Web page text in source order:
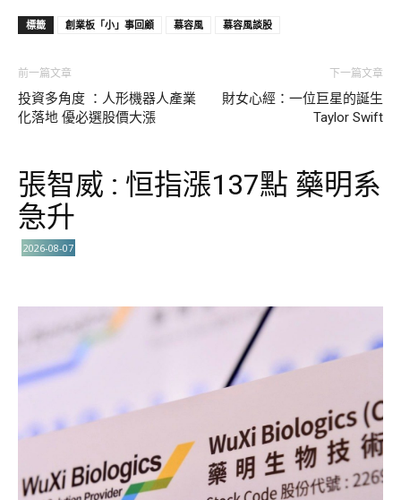
標籤 創業板「小」事回顧 慕容風 慕容風談股
前一篇文章
投資多角度 ：人形機器人產業
化落地 優必選股價大漲
下一篇文章
財女心經：一位巨星的誕生
Taylor Swift
張智威 : 恒指漲137點 藥明系
急升
2026-08-07